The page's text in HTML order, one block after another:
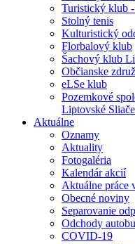
Turistický klub
Stolný tenis
Kulturistický
Florbalový klub
Šachový klub
Občianske
eLSe klub
Pozemkové
Liptovské Sliače
Aktuálne
Oznamy
Aktuality
Fotogaléria
Kalendár akcií
Aktuálne práce
Obecné noviny
Separovanie
Odchody
COVID-19